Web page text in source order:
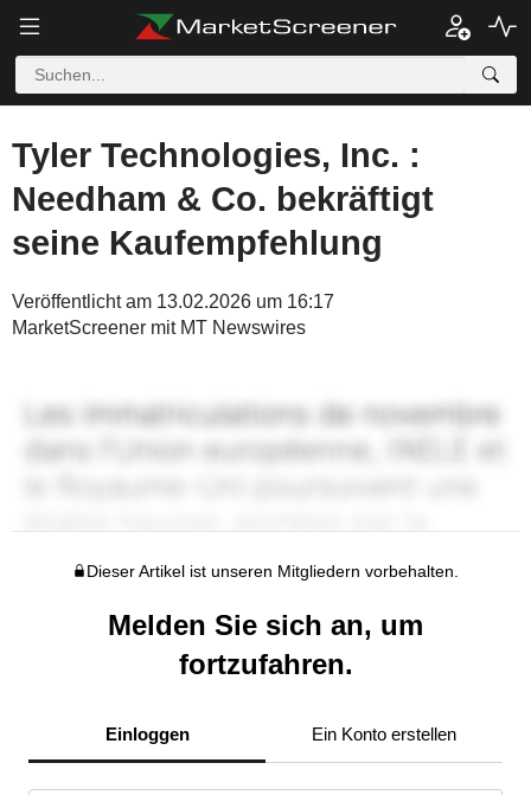
Tyler Technologies, Inc. :
Needham & Co. bekräftigt
seine Kaufempfehlung
Veröffentlicht am 13.02.2026 um 16:17
MarketScreener mit MT Newswires
Dieser Artikel ist unseren Mitgliedern vorbehalten.
Melden Sie sich an, um
fortzufahren.
Einloggen Ein Konto erstellen